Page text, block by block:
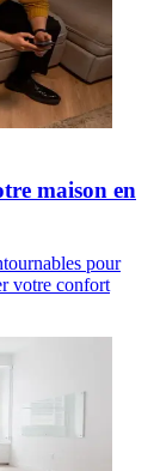
maison en
pour
votre confort